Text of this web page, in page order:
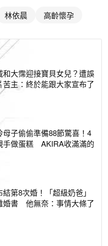
林依晨 高齡懷孕
和大霈迎接寶貝女兒？遭誤
苦主：終於能跟大家宣布了
母子偷偷準備88節驚喜！4
手做蛋糕 AKIRA收滿滿的
結第8次婚！「超級奶爸」
婚書 他無奈：事情大條了